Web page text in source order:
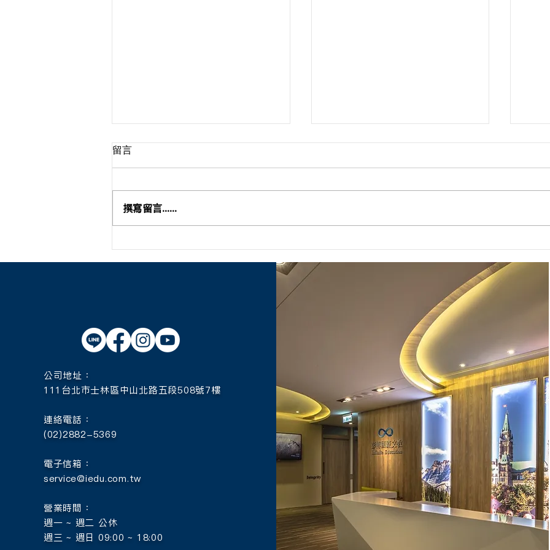
線上說明會特別加開】
大學榜單】
大學
留言
撰寫留言......
公司地址：
111台北市士林區中山北路五段508號7樓
連絡電話：
(02)2882-5369
電子信箱：
service@iedu.com.tw
營業時間：
週一 ~ 週二 公休
週三 ~ 週日 09:00 ~ 18:00